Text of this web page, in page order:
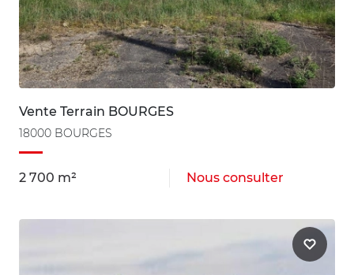
Vente Terrain BOURGES
18000 BOURGES
2 700 m² Nous consulter